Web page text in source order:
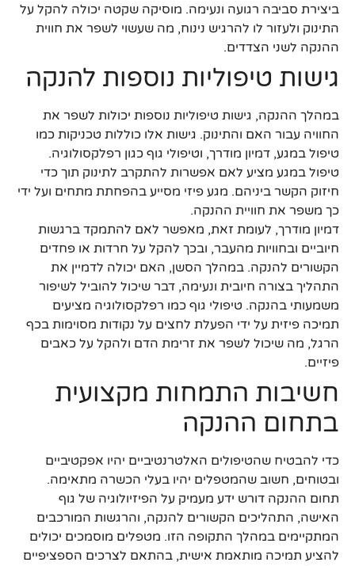
ביצירת סביבה רגועה ונעימה. מוסיקה שקטה יכולה להקל על
התינוק ולעזור לו להרגיש נינוח, מה שעשוי לשפר את חווית
ההנקה לשני הצדדים.
גישות טיפוליות נוספות להנקה
במהלך ההנקה, גישות טיפוליות נוספות יכולות לשפר את
החוויה עבור האם והתינוק. גישות אלו כוללות טכניקות כמו
טיפול במגע, דמיון מודרך, וטיפולי גוף כגון רפלקסולוגיה.
טיפול במגע מציע לאם אפשרות להתקרב לתינוק תוך כדי
חיזוק הקשר ביניהם. מגע פיזי מסייע בהפחתת מתחים ועל ידי
כך משפר את חוויית ההנקה.
דמיון מודרך, לעומת זאת, מאפשר לאם להתמקד ברגשות
חיוביים ובחוויות מהעבר, ובכך להקל על חרדות או פחדים
הקשורים להנקה. במהלך הסשן, האם יכולה לדמיין את
התהליך בצורה חיובית ונעימה, דבר שיכול להוביל לשיפור
משמעותי בהנקה. טיפולי גוף כמו רפלקסולוגיה מציעים
תמיכה פיזית על ידי הפעלת לחצים על נקודות מסוימות בכף
הרגל, מה שיכול לשפר את זרימת הדם ולהקל על כאבים
פיזיים.
חשיבות התמחות מקצועית
בתחום ההנקה
כדי להבטיח שהטיפולים האלטרנטיביים יהיו אפקטיביים
ובטוחים, חשוב שהמטפלים יהיו בעלי הכשרה מתאימה.
תחום ההנקה דורש ידע מעמיק על הפיזיולוגיה של גוף
האישה, התהליכים הקשורים להנקה, והרגשות המורכבים
המתקיימים במהלך התקופה הזו. מטפלים מוסמכים יכולים
להציע תמיכה מותאמת אישית, בהתאם לצרכים הספציפיים